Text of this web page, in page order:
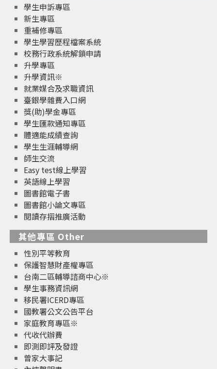
學生申訴專區
新生專區
重補修專區
學生學習歷程檔案系統
校務行政系統解鎖申請
升學專區
升學資訊※
就業媒合及求職資訊
臺銀學雜費入口網
獎(助)學金專區
學生匯款通知專區
體適能成績查詢
學生生涯輔導網
師生交流
Easy test線上學習
英語線上學習
圖書館電子書
圖書館小論文專區
閱讀存摺推廣活動
其他專區 Other
性別平等教育
保護智慧財產權專區
台南二區輔導諮商中心※
學生事務資訊網
移民署ICERD專區
國教署公文公告平台
家庭教育專區※
代收代辦費
即測即評及發證
曾家大事記